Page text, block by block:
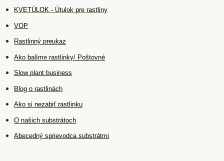
KVETÚLOK - Útulok pre rastliny
VOP
Rastlinný preukaz
Ako balíme rastlinky/ Poštovné
Slow plant business
Blog o rastlinách
Ako si nezabiť rastlinku
O našich substrátoch
Abecedný sprievodca substrátmi